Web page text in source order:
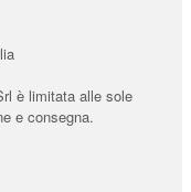
è limitata alle sole
e consegna.